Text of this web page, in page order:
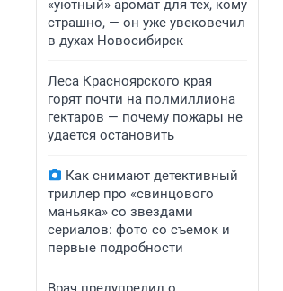
«уютный» аромат для тех, кому
страшно, — он уже увековечил
в духах Новосибирск
Леса Красноярского края
горят почти на полмиллиона
гектаров — почему пожары не
удается остановить
Как снимают детективный
триллер про «свинцового
маньяка» со звездами
сериалов: фото со съемок и
первые подробности